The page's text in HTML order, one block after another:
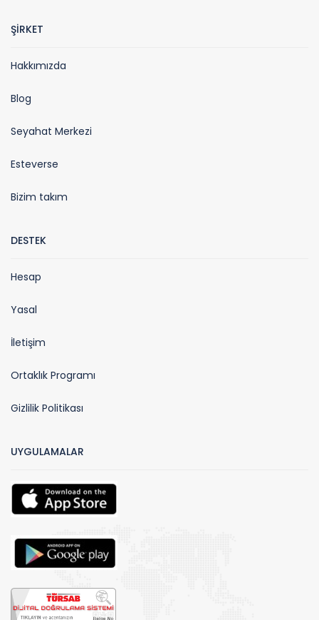
ŞİRKET
Hakkımızda
Blog
Seyahat Merkezi
Esteverse
Bizim takım
DESTEK
Hesap
Yasal
İletişim
Ortaklık Programı
Gizlilik Politikası
UYGULAMALAR